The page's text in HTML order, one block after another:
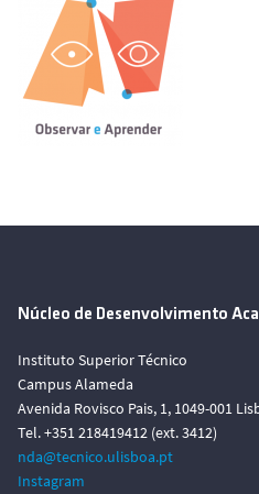
Núcleo de Desenvolvimento
Instituto Superior Técnico
Campus Alameda
Avenida Rovisco Pais, 1, 1049-001
Tel. +351 218419412 (ext. 3412)
nda@tecnico.ulisboa.pt
Instagram